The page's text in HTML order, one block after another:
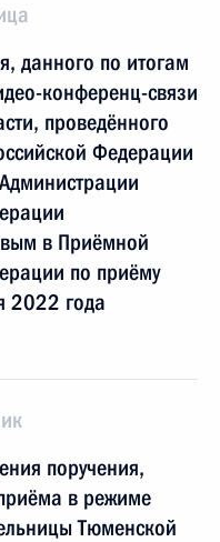
данного по итогам
конференц-связи
проведённого
Федерации
в Приёмной
по приёму
2022 года
поручения,
в режиме
Тюменской